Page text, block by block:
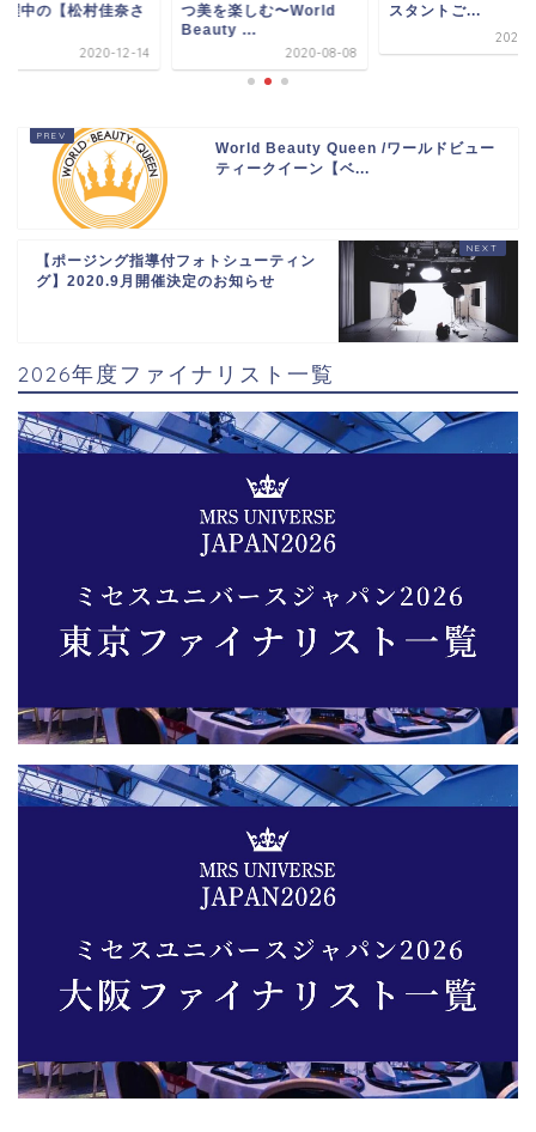
を楽しむ〜World
2020-08-08
スタントご...
げ活躍中の【松村佳
2020-
World Beauty Queen /ワールドビュー
ティークイーン【ベ...
【ポージング指導付フォトシューティン
グ】2020.9月開催決定のお知らせ
2026年度ファイナリスト一覧